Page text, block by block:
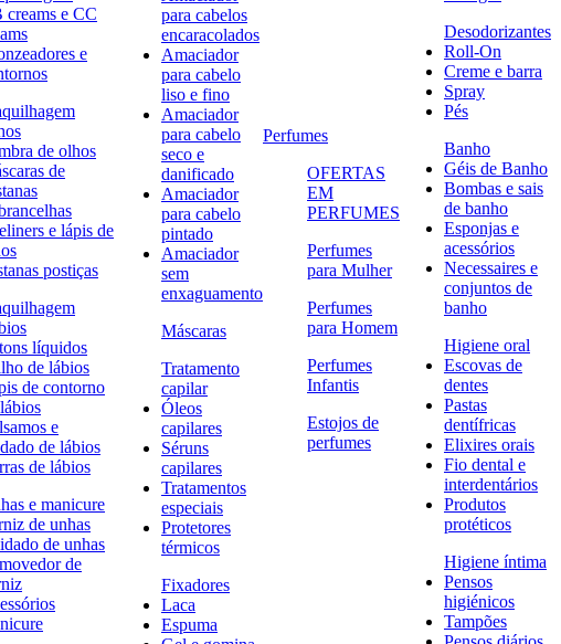
creams e CC
e
de olhos
de
e lápis de
postiças
líquidos
de lábios
de contorno
e
de lábios
de lábios
e manicure
de unhas
de unhas
de
para cabelos
encaracolados
Amaciador
para cabelo
liso e fino
Amaciador
para cabelo
seco e
danificado
Amaciador
para cabelo
pintado
Amaciador
sem
enxaguamento
Máscaras
Tratamento
capilar
Óleos
capilares
Séruns
capilares
Tratamentos
especiais
Protetores
térmicos
Fixadores
Laca
Espuma
Perfumes
OFERTAS
EM
PERFUMES
Perfumes
para Mulher
Perfumes
para Homem
Perfumes
Infantis
Estojos de
perfumes
Desodorizantes
Roll-On
Creme e barra
Spray
Pés
Banho
Géis de Banho
Bombas e sais
de banho
Esponjas e
acessórios
Necessaires e
conjuntos de
banho
Higiene oral
Escovas de
dentes
Pastas
dentífricas
Elixires orais
Fio dental e
interdentários
Produtos
protéticos
Higiene íntima
Pensos
higiénicos
Tampões